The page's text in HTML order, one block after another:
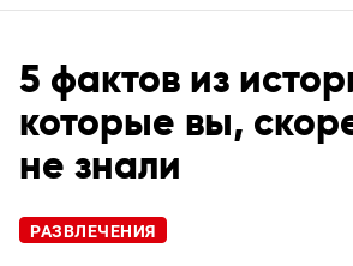
5 фактов из
которые вы,
не знали
РАЗВЛЕЧЕНИЯ